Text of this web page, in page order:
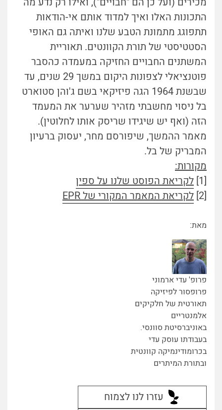
התכונות האלו ואיך למדוד אותם אי-הודאות
תתפוגג מתמונת הטבע שלנו ואיתה גם האופי
הסטטיסטי של תורת הקוונטים. תאוריית
המשתנים החבויים החזיקה במעמדה כהסבר
פוטנציאלי לצפונות היקום במשך 29 שנים, עד
שבשנת 1964 הגה פיזיקאי בשם ג'והן סטוארט
בל ניסוי מחשבתי מזהיר שערער את המעמד
הזה (ואף יש שיגידו שריסק אותו לחלוטין).
מאמר ההמשך, שיפורסם מחר, יעסוק ברעיון
המבריק של בל.
מקורות:
[1]
לקריאת הפוסט שלנו על ספין
[2]
לקריאת המאמר המקורי של EPR
מאת:
פרופ' עדי ארמוני
פרופסור לפיזיקה
תאורטית של חלקיקים
אלמנטריים
באוניברסיטת סוונסי.
בעבודתו עוסק עדי
בכרומודינמיקה קוונטית
ובתורת המיתרים
עזרו לנו לצמוח